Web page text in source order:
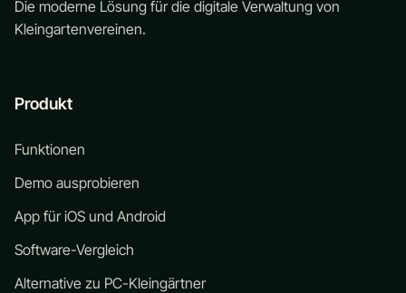
Die moderne Lösung für die digitale Verwaltung von
Kleingartenvereinen.
Produkt
Funktionen
Demo ausprobieren
App für iOS und Android
Software-Vergleich
Alternative zu PC-Kleingärtner